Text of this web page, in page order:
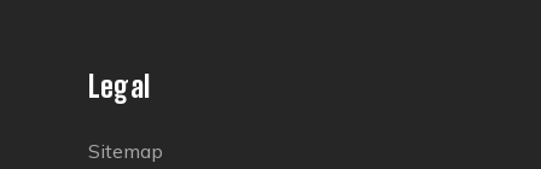
Legal
Sitemap